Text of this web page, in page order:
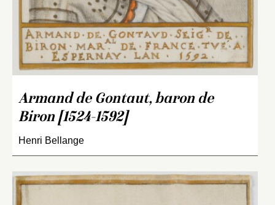
Armand de Gontaut, baron de
Biron [1524-1592]
Henri Bellange